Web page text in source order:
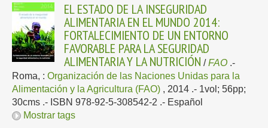
EL ESTADO DE LA INSEGURIDAD
ALIMENTARIA EN EL MUNDO 2014:
FORTALECIMIENTO DE UN ENTORNO
FAVORABLE PARA LA SEGURIDAD
ALIMENTARIA Y LA NUTRICIÓN /FAO .-
Roma, : Organización de las Naciones Unidas para la
Alimentación y la Agricultura (FAO) , 2014 .- 1vol; 56pp;
30cms .- ISBN 978-92-5-308542-2 .- Español
Mostrar tags